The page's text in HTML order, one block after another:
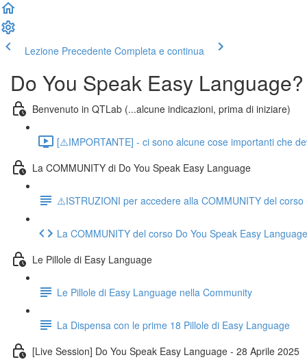
Lezione Precedente Completa e continua
Do You Speak Easy Language?
Benvenuto in QTLab (...alcune indicazioni, prima di iniziare)
[⚠️IMPORTANTE] - ci sono alcune cose importanti che
La COMMUNITY di Do You Speak Easy Language
⚠️ISTRUZIONI per accedere alla COMMUNITY del
La COMMUNITY del corso Do You Speak Easy Language
Le Pillole di Easy Language
Le Pillole di Easy Language nella Community
La Dispensa con le prime 18 Pillole di Easy Language
[Live Session] Do You Speak Easy Language - 28 Aprile 2025